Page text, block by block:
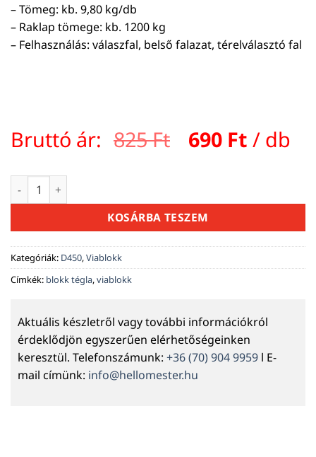
– Tömeg: kb. 9,80 kg/db
– Raklap tömege: kb. 1200 kg
– Felhasználás: válaszfal, belső falazat, térelválasztó fal
Bruttó ár: 825Ft Original
825 Ft.
690 Ft
690 Ft.
/ db
VIABLOKK D450/12,5 sima falazóelem 600×200×125 mm
KOSÁRBA TESZEM
Kategóriák: D450,Viablokk
Címkék: blokk tégla,viablokk
Aktuális készletről vagy további információkról
érdeklődjön egyszerűen elérhetőségeinken
keresztül. Telefonszámunk: +36 (70) 904 9959 l E-
mail címünk: info@hellomester.hu